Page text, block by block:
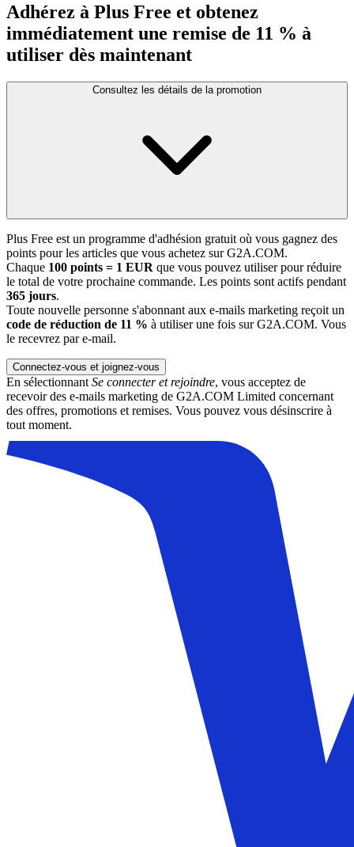
Adhérez à Plus Free et obtenez
immédiatement une remise de 11 % à
utiliser dès maintenant
Consultez les détails de la promotion
Plus Free est un programme d'adhésion gratuit où vous gagnez des
points pour les articles que vous achetez sur G2A.COM.
Chaque 100 points = 1 EUR que vous pouvez utiliser pour réduire
le total de votre prochaine commande. Les points sont actifs pendant
365 jours.
Toute nouvelle personne s'abonnant aux e-mails marketing reçoit un
code de réduction de 11 % à utiliser une fois sur G2A.COM. Vous
le recevrez par e-mail.
Connectez-vous et joignez-vous
En sélectionnant Se connecter et rejoindre, vous acceptez de
recevoir des e-mails marketing de G2A.COM Limited concernant
des offres, promotions et remises. Vous pouvez vous désinscrire à
tout moment.